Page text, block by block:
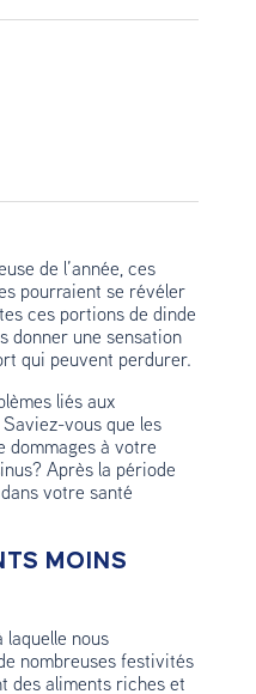
de l’année, ces
pourraient se révéler
ces portions de dinde
donner une sensation
qui peuvent perdurer.
liés aux
vous que les
dommages à votre
Après la période
votre santé
MOINS
laquelle nous
nombreuses festivités
des aliments riches et